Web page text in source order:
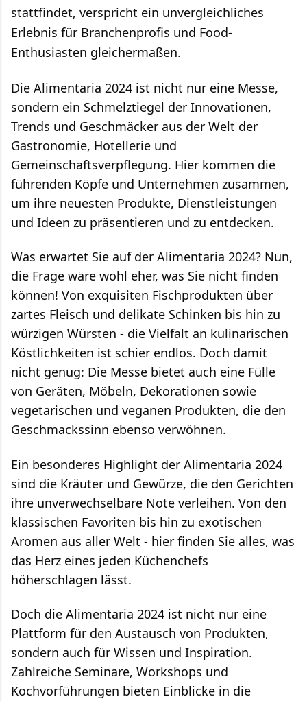
stattfindet, verspricht ein unvergleichliches
Erlebnis für Branchenprofis und Food-
Enthusiasten gleichermaßen.
Die Alimentaria 2024 ist nicht nur eine Messe,
sondern ein Schmelztiegel der Innovationen,
Trends und Geschmäcker aus der Welt der
Gastronomie, Hotellerie und
Gemeinschaftsverpflegung. Hier kommen die
führenden Köpfe und Unternehmen zusammen,
um ihre neuesten Produkte, Dienstleistungen
und Ideen zu präsentieren und zu entdecken.
Was erwartet Sie auf der Alimentaria 2024? Nun,
die Frage wäre wohl eher, was Sie nicht finden
können! Von exquisiten Fischprodukten über
zartes Fleisch und delikate Schinken bis hin zu
würzigen Würsten - die Vielfalt an kulinarischen
Köstlichkeiten ist schier endlos. Doch damit
nicht genug: Die Messe bietet auch eine Fülle
von Geräten, Möbeln, Dekorationen sowie
vegetarischen und veganen Produkten, die den
Geschmackssinn ebenso verwöhnen.
Ein besonderes Highlight der Alimentaria 2024
sind die Kräuter und Gewürze, die den Gerichten
ihre unverwechselbare Note verleihen. Von den
klassischen Favoriten bis hin zu exotischen
Aromen aus aller Welt - hier finden Sie alles, was
das Herz eines jeden Küchenchefs
höherschlagen lässt.
Doch die Alimentaria 2024 ist nicht nur eine
Plattform für den Austausch von Produkten,
sondern auch für Wissen und Inspiration.
Zahlreiche Seminare, Workshops und
Kochvorführungen bieten Einblicke in die